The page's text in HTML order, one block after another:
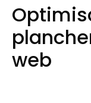
web